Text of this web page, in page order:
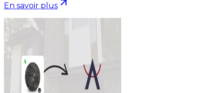
En savoir plus